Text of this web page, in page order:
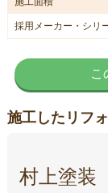
採用メーカー・シリ
こ
施工したリフ
村上塗装